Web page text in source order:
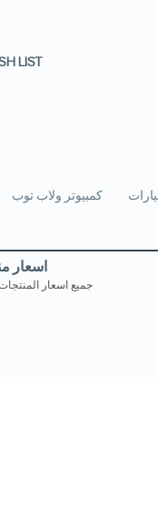
LIST
كمبيوتر ولاب توب
اسعار
جميع اسعار